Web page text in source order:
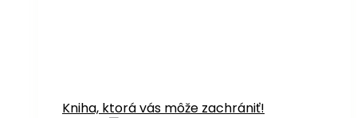
Kniha, ktorá vás môže zachrániť!